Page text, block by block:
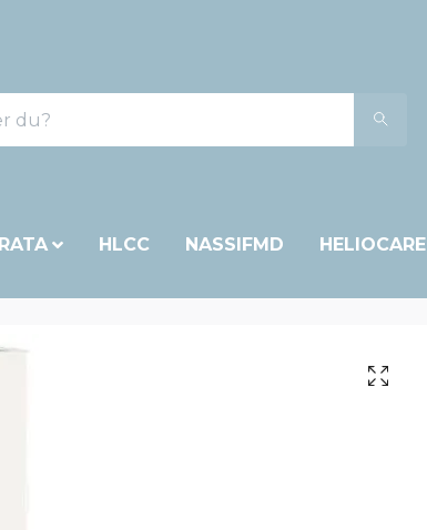
HLCC NASSIFMD HELIOCARE